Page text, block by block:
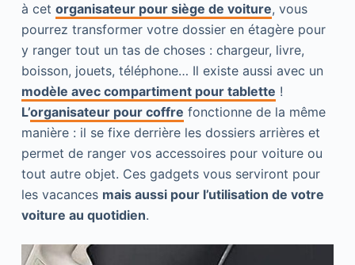
à cet organisateur pour siège de voiture, vous
pourrez transformer votre dossier en étagère pour
y ranger tout un tas de choses : chargeur, livre,
boisson, jouets, téléphone… Il existe aussi avec un
modèle avec compartiment pour tablette !
L’organisateur pour coffre fonctionne de la même
manière : il se fixe derrière les dossiers arrières et
permet de ranger vos accessoires pour voiture ou
tout autre objet. Ces gadgets vous serviront pour
les vacances mais aussi pour l’utilisation de votre
voiture au quotidien.